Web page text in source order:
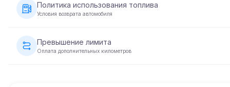
гарантийного депозита. Сумма депозита зависит от
и возвращается в течение 5-10 рабочих дней после
автомобиля в надлежащем состоянии.
Политика использования топлива
Условия возврата автомобиля
что и при получении.
Превышение лимита
Оплата дополнительных километров